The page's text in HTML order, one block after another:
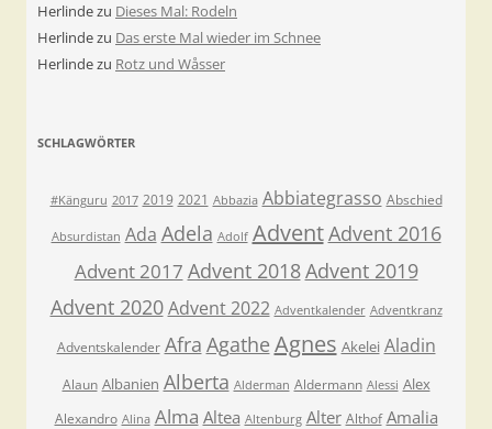
Herlindezu Dieses Mal: Rodeln
Herlindezu Das erste Mal wieder im Schnee
Herlindezu Rotz und Wåsser
SCHLAGWÖRTER
#Känguru 2017 2019 2021 Abbazia Abbiategrasso Abschied
Absurdistan Ada Adela Adolf AdventAdvent 2016
Advent 2017 Advent 2018Advent 2019
Advent 2020 Advent 2022 Adventkalender Adventkranz
Adventskalender Afra Agathe Agnes Akelei Aladin
Alaun Albanien Alberta Alderman Aldermann Alessi Alex
Alexandro Alina Alma Altea Altenburg Alter Althof Amalia